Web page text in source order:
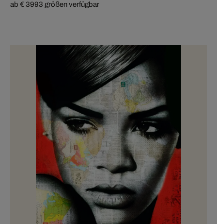
ab € 3993 größen verfügbar